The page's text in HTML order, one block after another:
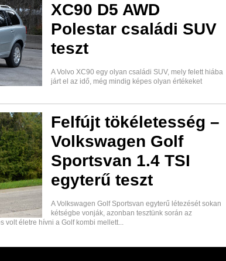
XC90 D5 AWD
Polestar családi SUV
teszt
A Volvo XC90 egy olyan családi SUV, mely felett hiába
járt el az idő, még mindig képes olyan értékeket
Felfújt tökéletesség –
Volkswagen Golf
Sportsvan 1.4 TSI
egyterű teszt
A Volkswagen Golf Sportsvan egyterű létezését sokan
kétségbe vonják, azonban tesztünk során az
volt életre hívni a Golf kombi mellett...